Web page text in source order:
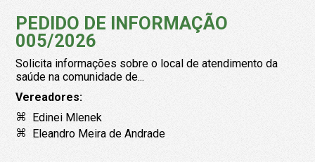
PEDIDO DE INFORMAÇÃO
005/2026
Solicita informações sobre o local de atendimento da
saúde na comunidade de...
Vereadores:
Edinei Mlenek
Eleandro Meira de Andrade